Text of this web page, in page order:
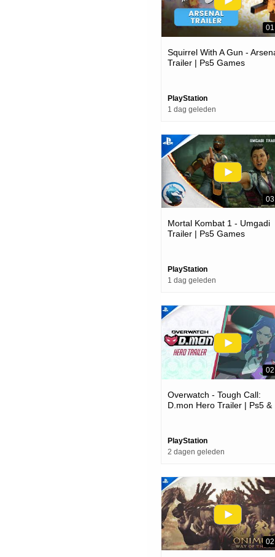
Squirrel With A Gun -
Trailer | Ps5 Games
PlayStation
1 dag geleden
Mortal Kombat 1 - Umgadi
Trailer | Ps5 Games
PlayStation
1 dag geleden
Overwatch - Tough Call:
D.mon Hero Trailer | Ps5 &
PlayStation
2 dagen geleden